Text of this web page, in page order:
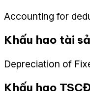
Accounting for
Khấu hao tài
Depreciation of
Khấu hao